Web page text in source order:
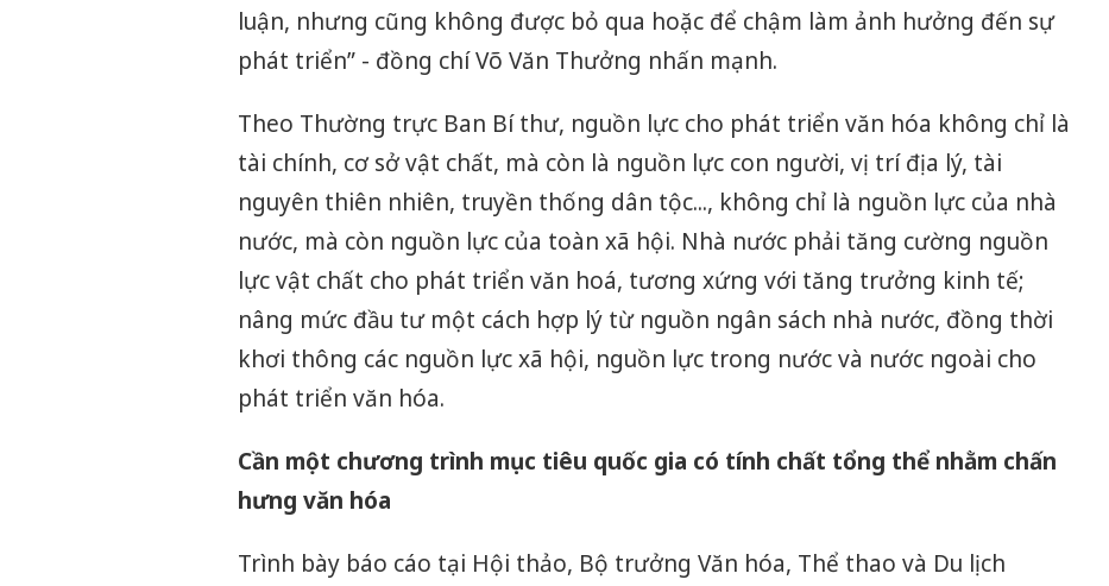
luận, nhưng cũng không được bỏ qua hoặc để chậm làm ảnh hưởng đến sự
phát triển” - đồng chí Võ Văn Thưởng nhấn mạnh.
Theo Thường trực Ban Bí thư, nguồn lực cho phát triển văn hóa không chỉ là
tài chính, cơ sở vật chất, mà còn là nguồn lực con người, vị trí địa lý, tài
nguyên thiên nhiên, truyền thống dân tộc..., không chỉ là nguồn lực của nhà
nước, mà còn nguồn lực của toàn xã hội. Nhà nước phải tăng cường nguồn
lực vật chất cho phát triển văn hoá, tương xứng với tăng trưởng kinh tế;
nâng mức đầu tư một cách hợp lý từ nguồn ngân sách nhà nước, đồng thời
khơi thông các nguồn lực xã hội, nguồn lực trong nước và nước ngoài cho
phát triển văn hóa.
Cần một chương trình mục tiêu quốc gia có tính chất tổng thể nhằm chấn
hưng văn hóa
Trình bày báo cáo tại Hội thảo, Bộ trưởng Văn hóa, Thể thao và Du lịch
Công an
tìm bị hại
án sản xuất,
bán yến sào
Thanh Hóa:
hại trong vụ
Moyuum giả
Quốc ra đầu